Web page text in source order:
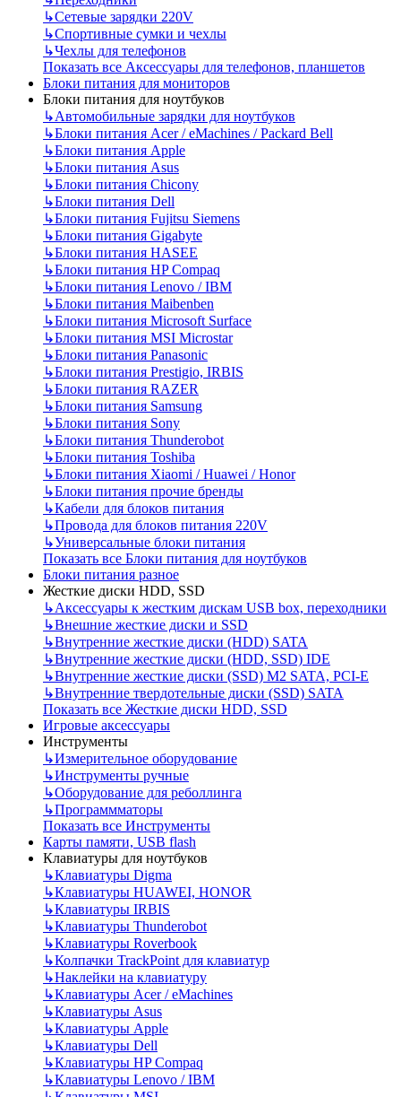
↳Сетевые зарядки 220V
↳Спортивные сумки и чехлы
↳Чехлы для телефонов
Показать все Аксессуары для телефонов, планшетов
Блоки питания для мониторов
Блоки питания для ноутбуков
↳Автомобильные зарядки для ноутбуков
↳Блоки питания Acer / eMachines / Packard Bell
↳Блоки питания Apple
↳Блоки питания Asus
↳Блоки питания Chicony
↳Блоки питания Dell
↳Блоки питания Fujitsu Siemens
↳Блоки питания Gigabyte
↳Блоки питания HASEE
↳Блоки питания HP Compaq
↳Блоки питания Lenovo / IBM
↳Блоки питания Maibenben
↳Блоки питания Microsoft Surface
↳Блоки питания MSI Microstar
↳Блоки питания Panasonic
↳Блоки питания Prestigio, IRBIS
↳Блоки питания RAZER
↳Блоки питания Samsung
↳Блоки питания Sony
↳Блоки питания Thunderobot
↳Блоки питания Toshiba
↳Блоки питания Xiaomi / Huawei / Honor
↳Блоки питания прочие бренды
↳Кабели для блоков питания
↳Провода для блоков питания 220V
↳Универсальные блоки питания
Показать все Блоки питания для ноутбуков
Блоки питания разное
Жесткие диски HDD, SSD
↳Аксессуары к жестким дискам USB box, переходники
↳Внешние жесткие диски и SSD
↳Внутренние жесткие диски (HDD) SATA
↳Внутренние жесткие диски (HDD, SSD) IDE
↳Внутренние жесткие диски (SSD) M2 SATA, PCI-E
↳Внутренние твердотельные диски (SSD) SATA
Показать все Жесткие диски HDD, SSD
Игровые аксессуары
Инструменты
↳Измерительное оборудование
↳Инструменты ручные
↳Оборудование для реболлинга
↳Программматоры
Показать все Инструменты
Карты памяти, USB flash
Клавиатуры для ноутбуков
↳Клавиатуры Digma
↳Клавиатуры HUAWEI, HONOR
↳Клавиатуры IRBIS
↳Клавиатуры Thunderobot
↳Клавиатуры Roverbook
↳Колпачки TrackPoint для клавиатур
↳Наклейки на клавиатуру
↳Клавиатуры Acer / eMachines
↳Клавиатуры Asus
↳Клавиатуры Apple
↳Клавиатуры Dell
↳Клавиатуры HP Compaq
↳Клавиатуры Lenovo / IBM